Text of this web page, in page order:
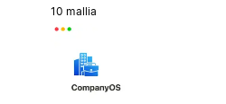
10 mallia